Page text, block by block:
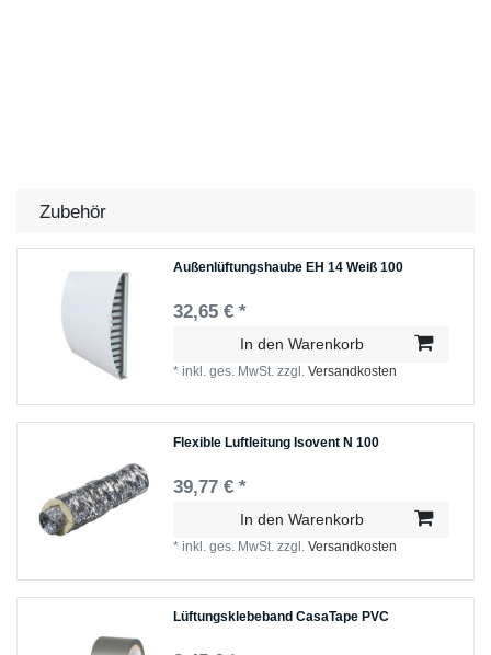
Zubehör
Außenlüftungshaube EH 14 Weiß 100
32,65 € *
In den Warenkorb
*inkl. ges. MwSt. zzgl.Versandkosten
Flexible Luftleitung Isovent N 100
39,77 € *
In den Warenkorb
*inkl. ges. MwSt. zzgl.Versandkosten
Lüftungsklebeband CasaTape PVC